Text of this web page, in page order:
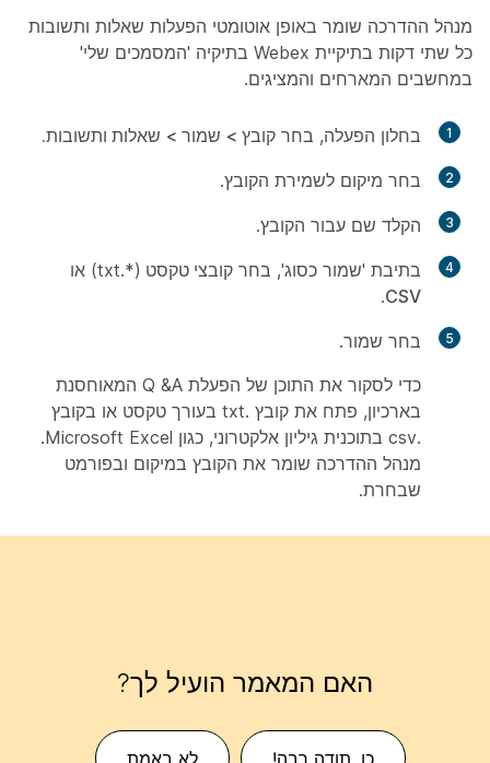
מנהל ההדרכה שומר באופן אוטומטי הפעלות שאלות ותשובות
כל שתי דקות בתיקיית Webex בתיקיה 'המסמכים שלי'
במחשבים המארחים והמציגים.
1 בחלון הפעלה, בחר קובץ > שמור > שאלות ותשובות.
2 בחר מיקום לשמירת הקובץ.
3 הקלד שם עבור הקובץ.
4 בתיבת 'שמור כסוג', בחר קובצי טקסט (*.txt) או
CSV
.
5 בחר שמור.
כדי לסקור את התוכן של הפעלת Q &A המאוחסנת
בארכיון, פתח את קובץ .txt בעורך טקסט או בקובץ
.csv בתוכנית גיליון אלקטרוני, כגון Microsoft Excel.
מנהל ההדרכה שומר את הקובץ במיקום ובפורמט
שבחרת.
האם המאמר הועיל לך?